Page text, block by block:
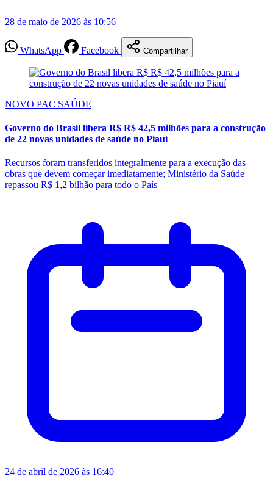
28 de maio de 2026 às 10:56
WhatsApp Facebook Compartilhar
NOVO PAC SAÚDE
Governo do Brasil libera R$ R$ 42,5 milhões para a construção
de 22 novas unidades de saúde no Piauí
Recursos foram transferidos integralmente para a execução das
obras que devem começar imediatamente; Ministério da Saúde
repassou R$ 1,2 bilhão para todo o País
24 de abril de 2026 às 16:40